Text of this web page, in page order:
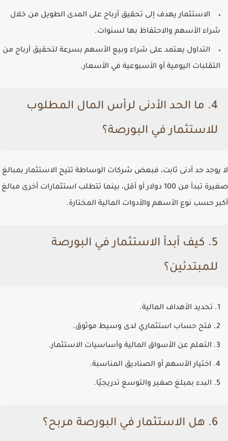
الاستثماريهدف إلى تحقيق أرباح على المدى الطويل من خلال
شراء الأسهم والاحتفاظ بها لسنوات.
التداول يعتمد على شراء وبيع الأسهم بسرعة لتحقيق أرباح من
التقلبات اليومية أو الأسبوعية في الأسعار.
4. ما الحد الأدنى لرأس المال المطلوب
للاستثمار في البورصة؟
لا يوجد حد أدنى ثابت، فبعض شركات الوساطة تتيح الاستثمار بمبالغ
صغيرة تبدأ من 100 دولار أو أقل، بينما تتطلب استثمارات أخرى مبالغ
أكبر حسب نوع الأسهم والأدوات المالية المختارة.
5. كيف أبدأ الاستثمار في البورصة
للمبتدئين؟
تحديد الأهداف المالية.
فتح حساب استثماري لدى وسيط موثوق.
التعلم عن الأسواق المالية وأساسيات الاستثمار.
اختيار الأسهم أو الصناديق المناسبة.
البدء بمبلغ صغير والتوسع تدريجيًا.
6. هل الاستثمار في البورصة مربح؟